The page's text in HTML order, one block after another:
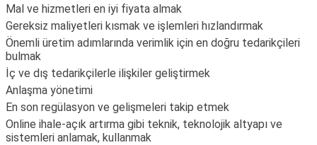
Mal ve hizmetleri en iyi fiyata almak
Gereksiz maliyetleri kısmak ve işlemleri hızlandırmak
Önemli üretim adımlarında verimlik için en doğru tedarikçileri
bulmak
İç ve dış tedarikçilerle ilişkiler geliştirmek
Anlaşma yönetimi
En son regülasyon ve gelişmeleri takip etmek
Online ihale-açık artırma gibi teknik, teknolojik altyapı ve
sistemleri anlamak, kullanmak